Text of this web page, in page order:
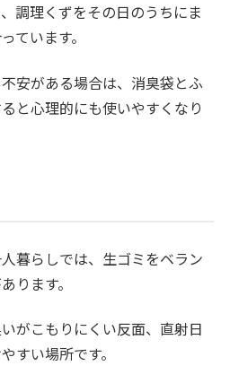
調理くずをその日のうちにま
ています。
安がある場合は、消臭袋とふ
と心理的にも使いやすくなり
暮らしでは、生ゴミをベラン
ります。
がこもりにくい反面、直射日
すい場所です。